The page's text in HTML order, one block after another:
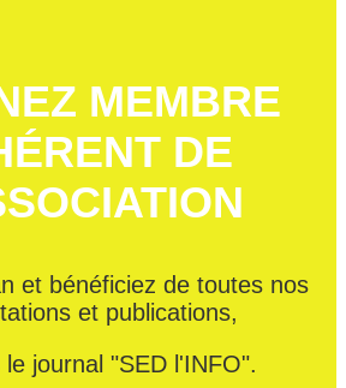
MEMBRE
DE
et bénéficiez de toutes nos
et publications,
journal "SED l'INFO".